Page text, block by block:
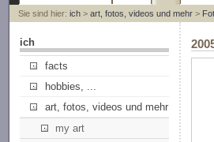
Sie sind hier: ich> art, fotos, videos und mehr>
ich
facts
hobbies, ...
art, fotos, videos und mehr
my art